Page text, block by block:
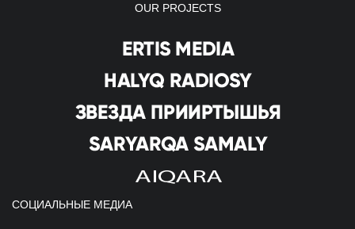
OUR PROJECTS
СОЦИАЛЬНЫЕ МЕДИА